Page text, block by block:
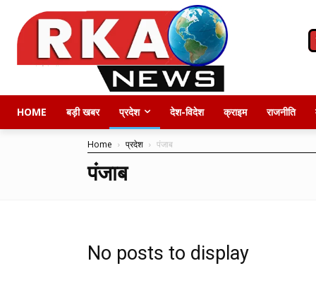
HOME बड़ी खबर प्रदेश देश-विदेश क्राइम राजनीति
Home प्रदेश पंजाब
पंजाब
No posts to display